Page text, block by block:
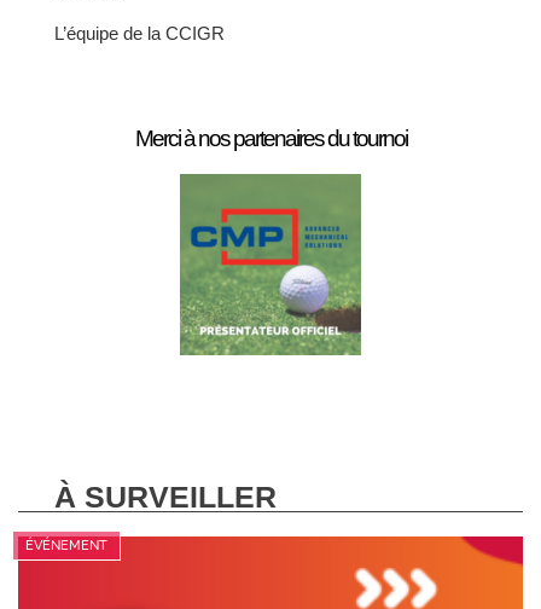
L’équipe de la CCIGR
Merci à nos partenaires du tournoi
À SURVEILLER
ÉVÉNEMENT